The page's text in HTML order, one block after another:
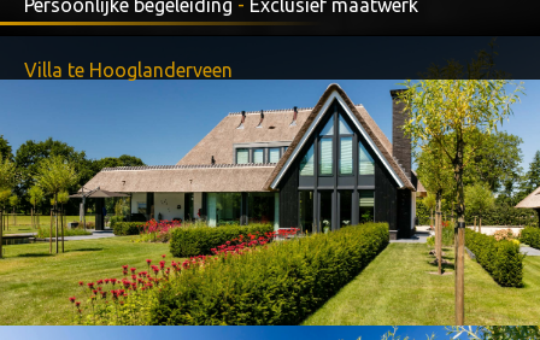
Persoonlijke begeleiding - Exclusief maatwerk
Villa te Hooglanderveen